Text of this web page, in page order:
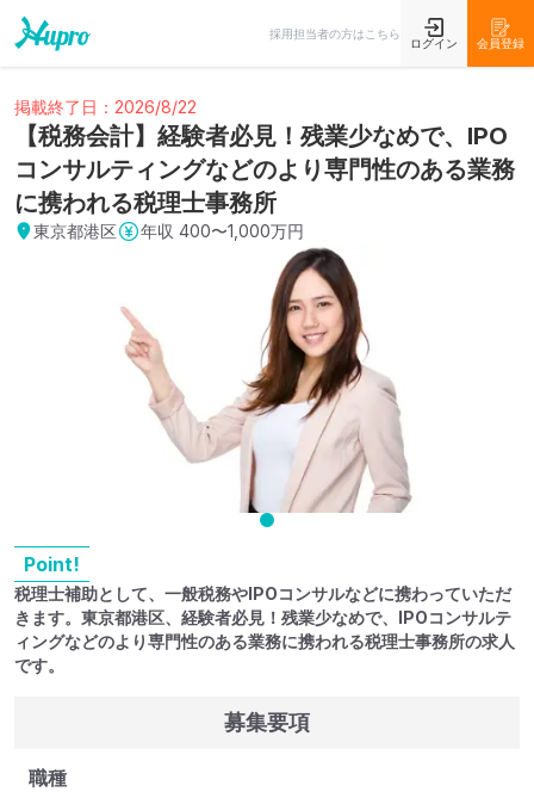
採用担当者の方はこちら
ログイン 会員登録
掲載終了日：2026/8/22
【税務会計】経験者必見！残業少なめで、IPO
コンサルティングなどのより専門性のある業務
に携われる税理士事務所
東京都港区 年収 400〜1,000万円
Point!
税理士補助として、一般税務やIPOコンサルなどに携わっていただ
きます。東京都港区、経験者必見！残業少なめで、IPOコンサルテ
ィングなどのより専門性のある業務に携われる税理士事務所の求人
です。
募集要項
職種